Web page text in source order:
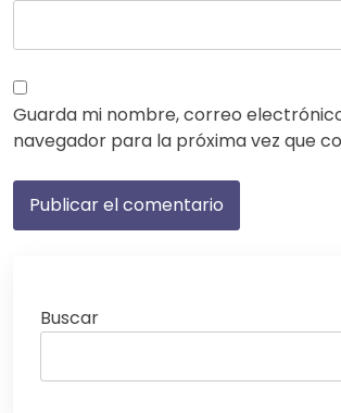
Guarda mi nombre, correo
navegador para la próxima vez que
Buscar